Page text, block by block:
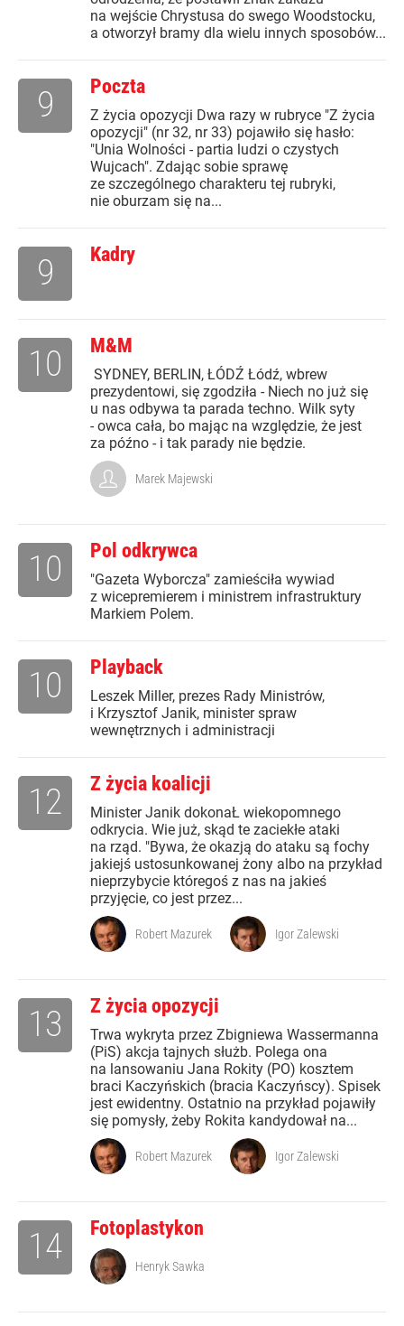
na wejście Chrystusa do swego Woodstocku,
a otworzył bramy dla wielu innych sposobów...
Poczta
Z życia opozycji Dwa razy w rubryce "Z życia
opozycji" (nr 32, nr 33) pojawiło się hasło:
"Unia Wolności - partia ludzi o czystych
Wujcach". Zdając sobie sprawę
ze szczególnego charakteru tej rubryki,
nie oburzam się na...
9
Kadry
9
M&M
SYDNEY, BERLIN, ŁÓDŹ Łódź, wbrew
prezydentowi, się zgodziła - Niech no już się
u nas odbywa ta parada techno. Wilk syty
- owca cała, bo mając na względzie, że jest
za późno - i tak parady nie będzie.
10
Marek Majewski
Pol odkrywca
"Gazeta Wyborcza" zamieściła wywiad
z wicepremierem i ministrem infrastruktury
Markiem Polem.
10
Playback
Leszek Miller, prezes Rady Ministrów,
i Krzysztof Janik, minister spraw
wewnętrznych i administracji
10
Z życia koalicji
Minister Janik dokonaŁ wiekopomnego
odkrycia. Wie już, skąd te zaciekłe ataki
na rząd. "Bywa, że okazją do ataku są fochy
jakiejś ustosunkowanej żony albo na przykład
nieprzybycie któregoś z nas na jakieś
przyjęcie, co jest przez...
12
Robert Mazurek Igor Zalewski
Z życia opozycji
Trwa wykryta przez Zbigniewa Wassermanna
(PiS) akcja tajnych służb. Polega ona
na lansowaniu Jana Rokity (PO) kosztem
braci Kaczyńskich (bracia Kaczyńscy). Spisek
jest ewidentny. Ostatnio na przykład pojawiły
się pomysły, żeby Rokita kandydował na...
13
Robert Mazurek Igor Zalewski
Fotoplastykon
14 Henryk Sawka